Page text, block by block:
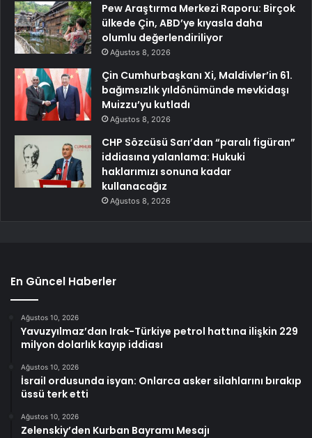
Pew Araştırma Merkezi Raporu: Birçok
ülkede Çin, ABD’ye kıyasla daha
olumlu değerlendiriliyor
Ağustos 8, 2026
Çin Cumhurbaşkanı Xi, Maldivler’in 61.
bağımsızlık yıldönümünde mevkidaşı
Muizzu’yu kutladı
Ağustos 8, 2026
CHP Sözcüsü Sarı’dan “paralı figüran”
iddiasına yalanlama: Hukuki
haklarımızı sonuna kadar
kullanacağız
Ağustos 8, 2026
En Güncel Haberler
Ağustos 10, 2026
Yavuzyılmaz’dan Irak-Türkiye petrol hattına ilişkin 229
milyon dolarlık kayıp iddiası
Ağustos 10, 2026
İsrail ordusunda isyan: Onlarca asker silahlarını bırakıp
üssü terk etti
Ağustos 10, 2026
Zelenskiy’den Kurban Bayramı Mesajı